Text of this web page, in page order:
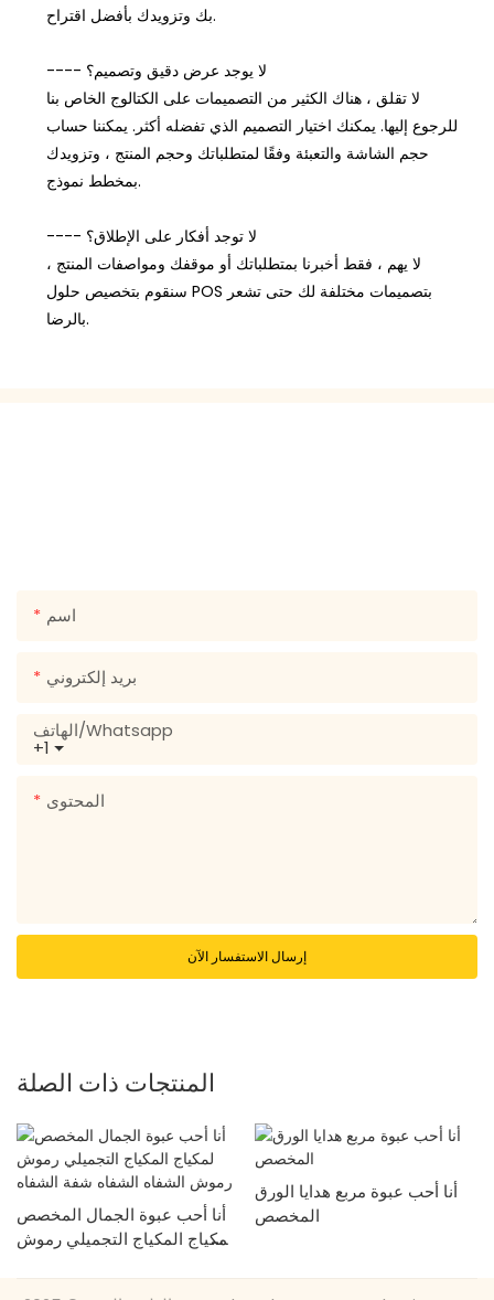
بك وتزويدك بأفضل اقتراح.
---- لا يوجد عرض دقيق وتصميم؟
لا تقلق ، هناك الكثير من التصميمات على الكتالوج الخاص بنا
للرجوع إليها. يمكنك اختيار التصميم الذي تفضله أكثر. يمكننا حساب
حجم الشاشة والتعبئة وفقًا لمتطلباتك وحجم المنتج ، وتزويدك
بمخطط نموذج.
---- لا توجد أفكار على الإطلاق؟
لا يهم ، فقط أخبرنا بمتطلباتك أو موقفك ومواصفات المنتج ،
سنقوم بتخصيص حلول POS بتصميمات مختلفة لك حتى تشعر
بالرضا.
اسم
بريد إلكتروني
+1
الهاتف/whatsapp
المحتوى
إرسال الاستفسار الآن
المنتجات ذات الصلة
أنا أحب عبوة الجمال المخصص
لمكياج المكياج التجميلي رموش
أنا أحب عبوة مربع هدايا الورق
المخصص